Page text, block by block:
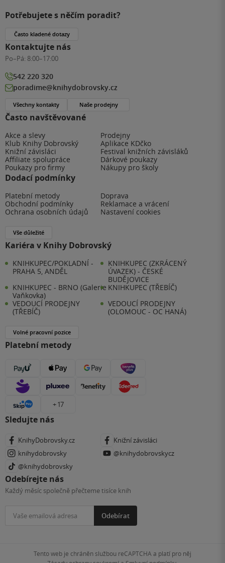
Často navštěvované
Akce a slevy
Prodejny
Klub Knihy Dobrovský
Aplikace KDčko
Knižní závisláci
Festival knižních závisláků
Affiliate spolupráce
Dárkové poukazy
Poukazy pro firmy
Nákupy pro školy
Dodací podmínky
Platební metody
Doprava
Obchodní podmínky
Reklamace a vrácení
Ochrana osobních údajů
Nastavení cookies
Vše důležité
Kariéra v Knihy Dobrovský
KNIHKUPEC/POKLADNÍ -
PRAHA 5, ANDĚL
KNIHKUPEC (ZKRÁCENÝ
ÚVAZEK) - ČESKÉ
BUDĚJOVICE
KNIHKUPEC - BRNO (Galerie
Vaňkovka)
KNIHKUPEC (TŘEBÍČ)
VEDOUCÍ PRODEJNY
(TŘEBÍČ)
VEDOUCÍ PRODEJNY
(OLOMOUC - OC HANÁ)
Volné pracovní pozice
Platební metody
+ 17
Sledujte nás
KnihyDobrovsky.cz
Knižní závisláci
knihydobrovsky
@knihydobrovskycz
@knihydobrovsky
Odebírejte nás
Každý měsíc společně přečteme tisíce knih
Odebírat
Potřebujete s něčím poradit?
Často kladené dotazy
Kontaktujte nás
Po–Pá: 8:00–17:00
542 220 320
poradime@knihydobrovsky.cz
Všechny kontakty Naše prodejny
Tento web je chráněn službou reCAPTCHA a platí pro něj